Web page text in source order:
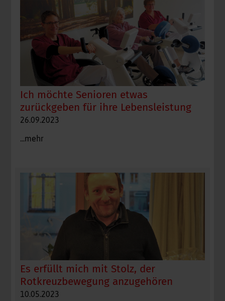
Ich möchte Senioren etwas
zurückgeben für ihre Lebensleistung
26.09.2023
...mehr
Es erfüllt mich mit Stolz, der
Rotkreuzbewegung anzugehören
10.05.2023